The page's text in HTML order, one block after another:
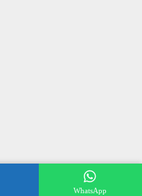
WhatsApp